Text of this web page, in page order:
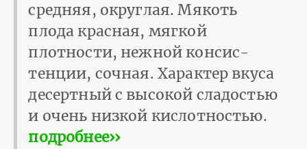
средняя, округлая. Мякоть
плода красная, мягкой
плотности, нежной консис­
тенции, сочная. Характер вкуса
десертный с высокой сладостью
и очень низ­кой кислотностью.
подробнее››